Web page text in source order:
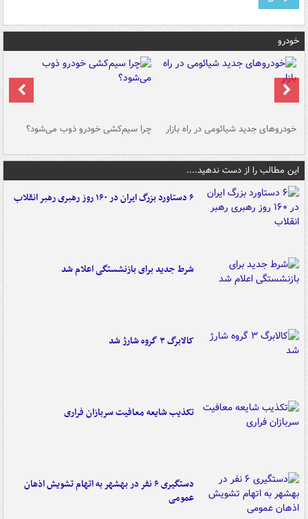
خودرو
خودروهای جدید شیائومی در راه بازار چرا سیم‌کشی خودرو ذوب می‌شود؟
این مطالب را از دست ندهید....
۶ دستاورد بزرگ ایران در ۱۶۰ روز رهبری رهبر انقلاب
شرط جدید برای بازنشستگی اعلام شد
کالابرگ ۳ گروه شارژ شد
تکذیب شایعه معافیت سربازان فراری
دستگیری ۶ نفر در بهشهر به اتهام تشویش اذهان
عمومی